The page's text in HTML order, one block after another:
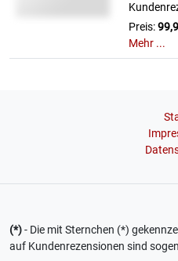
Preis:
Mehr ...
(*)- Die mit Sternchen (*)
auf Kundenrezensionen sind